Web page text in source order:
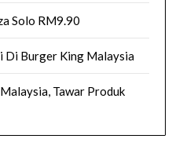
Solo RM9.90
Di Burger King Malaysia
Tawar Produk